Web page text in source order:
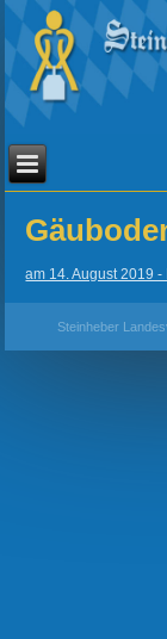
am 14. August 2019
Steinheber